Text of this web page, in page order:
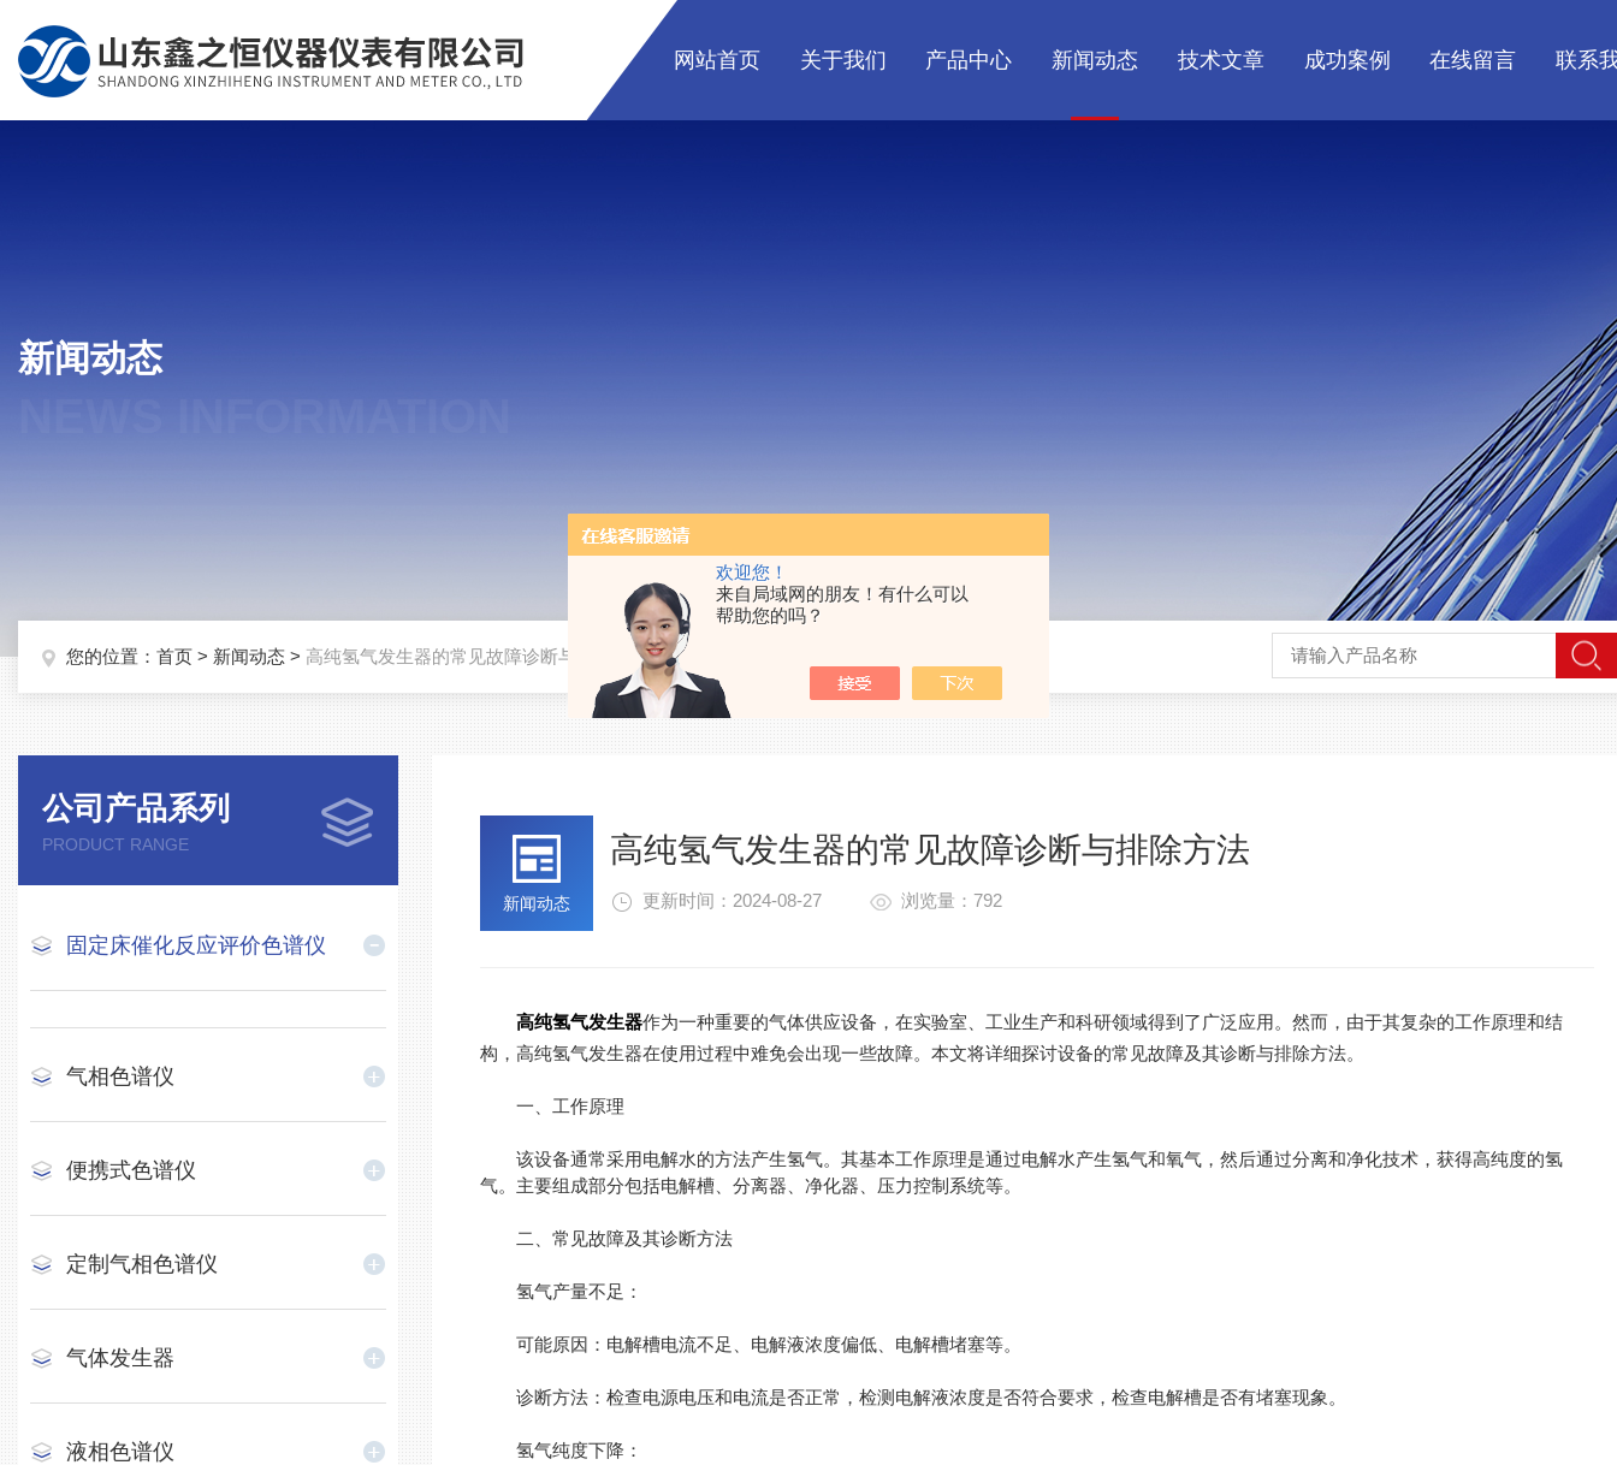
欢迎您！
来自局域网的朋友！有什么可以
帮助您的吗？
网站首页 关于我们 产品中心 新闻动态 技术文章 成功案例 在线留言 联系
新闻动态
您的位置： 首页 > 新闻动态 > 高纯氢气发生器的常见故障诊断与排除方法
公司产品系列
PRODUCT RANGE
固定床催化反应评价色谱仪
气相色谱仪
便携式色谱仪
定制气相色谱仪
气体发生器
液相色谱仪
新闻动态
高纯氢气发生器的常见故障诊断与排除方法
更新时间：2024-08-27 浏览量：792
高纯氢气发生器作为一种重要的气体供应设备，在实验室、工业生产和科研领域得到了广泛应用。然而，由于其复杂的工作原理和结
构，高纯氢气发生器在使用过程中难免会出现一些故障。本文将详细探讨设备的常见故障及其诊断与排除方法。
一、工作原理
该设备通常采用电解水的方法产生氢气。其基本工作原理是通过电解水产生氢气和氧气，然后通过分离和净化技术，获得高纯度的氢
气。主要组成部分包括电解槽、分离器、净化器、压力控制系统等。
二、常见故障及其诊断方法
氢气产量不足：
可能原因：电解槽电流不足、电解液浓度偏低、电解槽堵塞等。
诊断方法：检查电源电压和电流是否正常，检测电解液浓度是否符合要求，检查电解槽是否有堵塞现象。
氢气纯度下降：